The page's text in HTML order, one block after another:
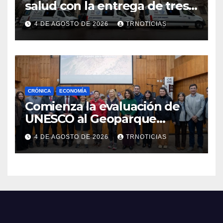
salud con la entrega de tres
nuevas ambulancias para
Cauquenes y Sagrada Familia
4 DE AGOSTO DE 2026 TRNOTICIAS
CRÓNICA ECONOMÍA
Comienza la evaluación de
UNESCO al Geoparque
Aspirante Pillanmapu en el
Maule
4 DE AGOSTO DE 2026 TRNOTICIAS